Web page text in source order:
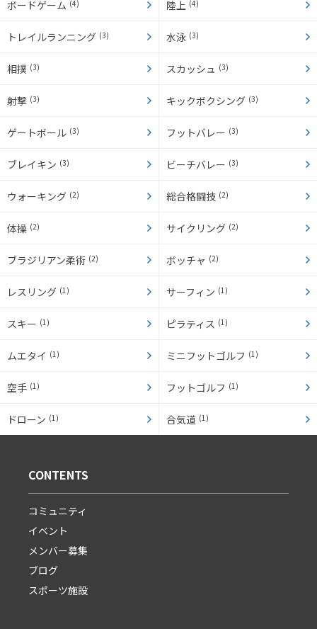
ボードゲーム (4) 陸上 (4)
トレイルランニング (3) 水泳 (3)
相撲 (3) スカッシュ (3)
射撃 (3) キックボクシング (3)
ゲートボール (3) フットバレー (3)
ブレイキン (3) ビーチバレー (3)
ウォーキング (2) 総合格闘技 (2)
体操 (2) サイクリング (2)
ブラジリアン柔術 (2) ボッチャ (2)
レスリング (1) サーフィン (1)
スキー (1) ピラティス (1)
ムエタイ (1) ミニフットゴルフ (1)
空手 (1) フットゴルフ (1)
ドローン (1) 合気道 (1)
CONTENTS
コミュニティ
イベント
メンバー募集
ブログ
スポーツ施設